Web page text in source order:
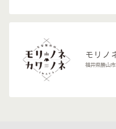
モリノ
福井県勝山